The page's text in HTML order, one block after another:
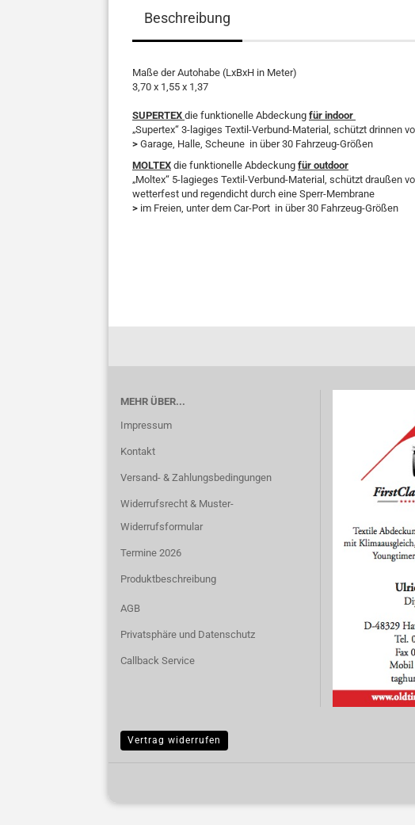
Beschreibung
Maße der Autohabe (LxBxH in Meter)
3,70 x 1,55 x 1,37
SUPERTEX die funktionelle Abdeckung für indoor
„Supertex“ 3-lagiges Textil-Verbund-Material, schützt drinnen
> Garage, Halle, Scheune in über 30 Fahrzeug-Größen
MOLTEX die funktionelle Abdeckung für outdoor
„Moltex“ 5-lagieges Textil-Verbund-Material, schützt draußen
wetterfest und regendicht durch eine Sperr-Membrane
> im Freien, unter dem Car-Port in über 30 Fahrzeug-Größen
MEHR ÜBER...
Impressum
Kontakt
Versand- & Zahlungsbedingungen
Widerrufsrecht & Muster-
Widerrufsformular
Termine 2026
Produktbeschreibung
AGB
Privatsphäre und Datenschutz
Callback Service
Vertrag widerrufen